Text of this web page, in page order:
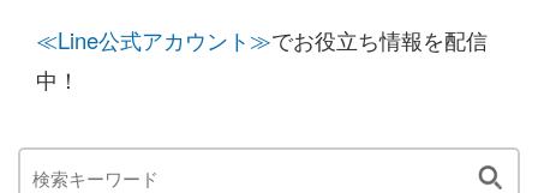
≪Line公式アカウント≫でお役立ち情報を配信
中！